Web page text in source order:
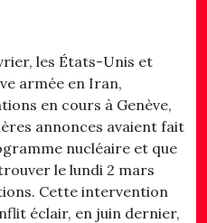
les États-Unis et
armée en Iran,
en cours à Genève,
annonces avaient fait
nucléaire et que
le lundi 2 mars
Cette intervention
éclair, en juin dernier,